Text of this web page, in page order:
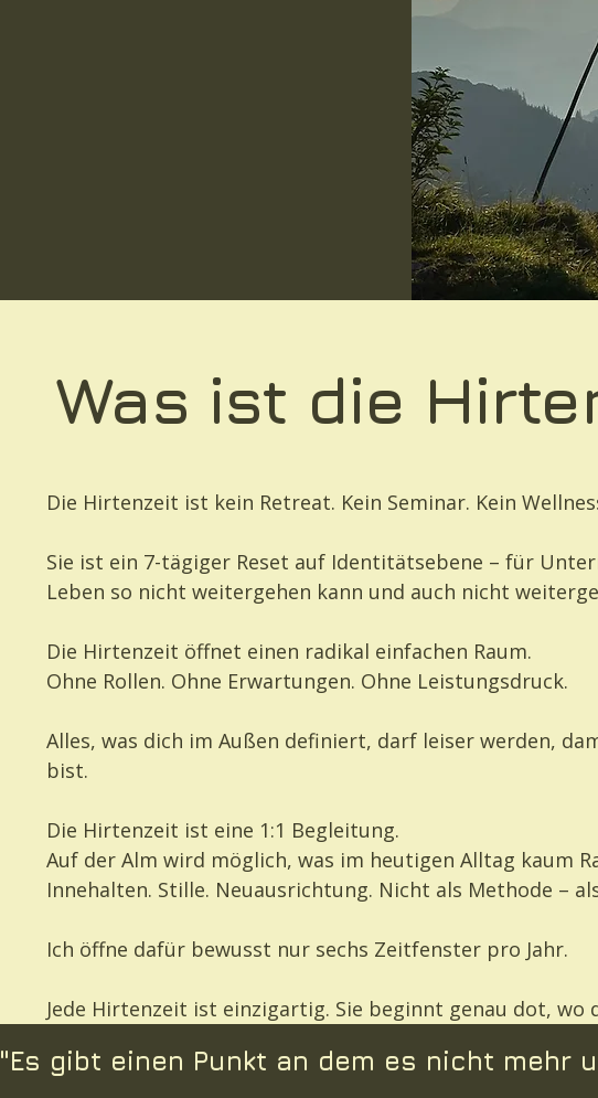
Was ist die
Die Hirtenzeit ist kein Retreat. Kein Seminar. Kein
Sie ist ein 7-tägiger Reset auf Identitätsebene – für
Leben so nicht weitergehen kann und auch nicht
Die Hirtenzeit öffnet einen radikal einfachen Raum.
Ohne Rollen. Ohne Erwartungen. Ohne Leistungsdruck.
Alles, was dich im Außen definiert, darf leiser werden,
bist.
Die Hirtenzeit ist eine 1:1 Begleitung.
Auf der Alm wird möglich, was im heutigen Alltag kaum
Innehalten. Stille. Neuausrichtung. Nicht als Methode –
Ich öffne dafür bewusst nur sechs Zeitfenster pro Jahr.
Jede Hirtenzeit ist einzigartig. Sie beginnt genau dot, wo
"Es gibt einen Punkt an dem es nicht mehr